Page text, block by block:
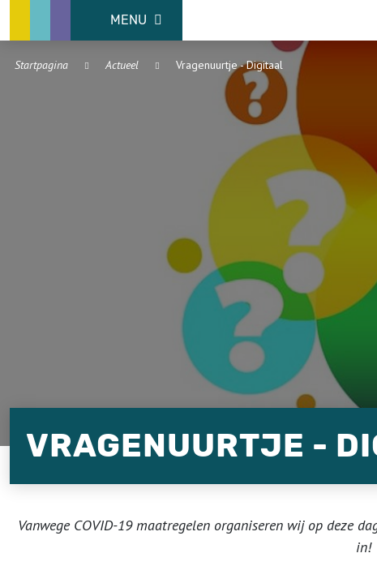
MENU
Startpagina Actueel Vragenuurtje - Digitaal
VRAGENUURTJE -
Vanwege COVID-19 maatregelen organiseren wij op deze
in!